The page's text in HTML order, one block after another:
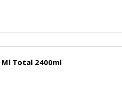
Ml Total 2400ml